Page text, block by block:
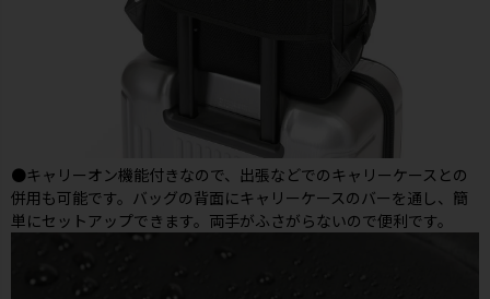
●キャリーオン機能付きなので、出張などでのキャリーケースとの
併用も可能です。バッグの背面にキャリーケースのバーを通し、簡
単にセットアップできます。両手がふさがらないので便利です。